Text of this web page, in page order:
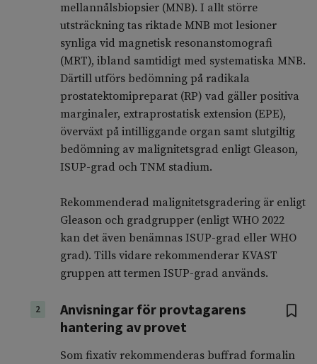
mellannålsbiopsier (MNB). I allt större
utsträckning tas riktade MNB mot lesioner
synliga vid magnetisk resonanstomografi
(MRT), ibland samtidigt med systematiska MNB.
Därtill utförs bedömning på radikala
prostatektomipreparat (RP) vad gäller positiva
marginaler, extraprostatisk extension (EPE),
överväxt på intilliggande organ samt slutgiltig
bedömning av malignitetsgrad enligt Gleason,
ISUP-grad och TNM stadium.
Rekommenderad malignitetsgradering är enligt
Gleason och gradgrupper (enligt WHO 2022
kan det även benämnas ISUP-grad eller WHO
grad). Tills vidare rekommenderar KVAST
gruppen att termen ISUP-grad används.
2
Anvisningar för provtagarens
hantering av provet
Som fixativ rekommenderas buffrad formalin